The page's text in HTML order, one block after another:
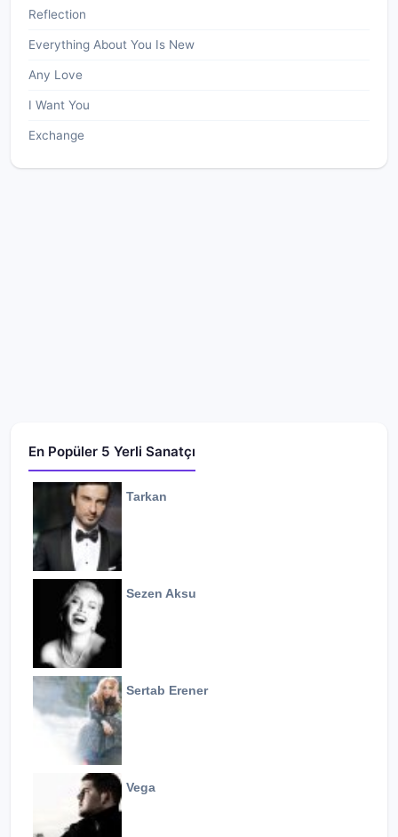
Reflection
Everything About You Is New
Any Love
I Want You
Exchange
En Popüler 5 Yerli Sanatçı
Tarkan
Sezen Aksu
Sertab Erener
Vega